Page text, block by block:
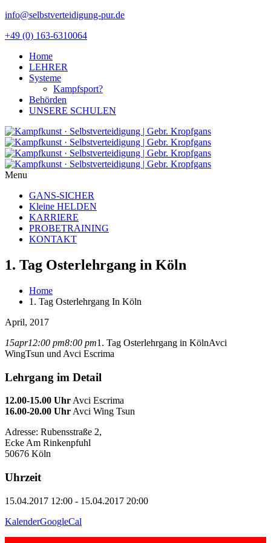
info@selbstverteidigung-pur.de
+49 (0) 163-6310064
Home
LEHRER
Systeme
Kampfsport?
Behörden
UNSERE SCHULEN
Menu
GANS-SICHER
Kleine HELDEN
KARRIERE
PROBETRAINING
KONTAKT
1. Tag Osterlehrgang in Köln
Home
1. Tag Osterlehrgang In Köln
April, 2017
15apr12:00 pm8:00 pm1. Tag Osterlehrgang in KölnAvci
WingTsun und Avci Escrima
Lehrgang im Detail
12.00-15.00 Uhr Avci Escrima
16.00-20.00 Uhr Avci Wing Tsun
Adresse: Rubensstraße 2,
Ecke Am Rinkenpfuhl
50676 Köln
Uhrzeit
15.04.2017 12:00 - 15.04.2017 20:00
KalenderGoogleCal